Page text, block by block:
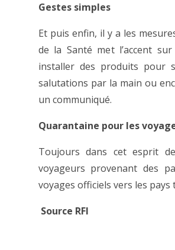
Gestes simples
Et puis enfin, il y a les
de la Santé met l’accent
installer des produits pour
salutations par la main ou
un communiqué.
Quarantaine pour les
Toujours dans cet esprit
voyageurs provenant des
voyages officiels vers les
Source RFI